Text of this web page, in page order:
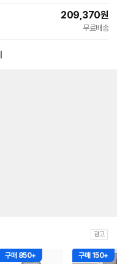
209,370원
무료배송
광고
구매 850+ 구매 150+